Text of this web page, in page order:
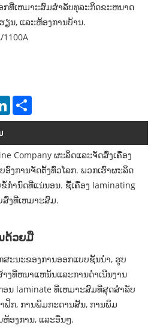
ກທີ່ເຫມາະສົມສໍາລັບທຸລະກິດຂະຫນາດ
ຽນ, ແລະຫ້ອງການບ້ານ.
1100A
LinkedIn
Company ຜະລິດແລະຈັດສົ່ງເຄື່ອງ
ອົງການຈັດຕັ້ງທົ່ວໂລກ. ພວກເຮົາຜະລິດ
ກໍານົດທີ່ແນ່ນອນ. ຊື້ເຄື່ອງ laminating
ງທີ່ເຫມາະສົມ.
ດ້ວຍມື
ສະນະຂອງການອອກແບບຊັ້ນນໍາ, ຮູບ
ງທີ່ຫນາແຫນ້ນແລະການດໍາເນີນງານ
ນ laminate ທີ່ເຫມາະສົມທີ່ສຸດສໍາລັບ
ຟິກ, ການພິມກະດານສັ້ນ, ການພິມ
ອງການ, ແລະອື່ນໆ.